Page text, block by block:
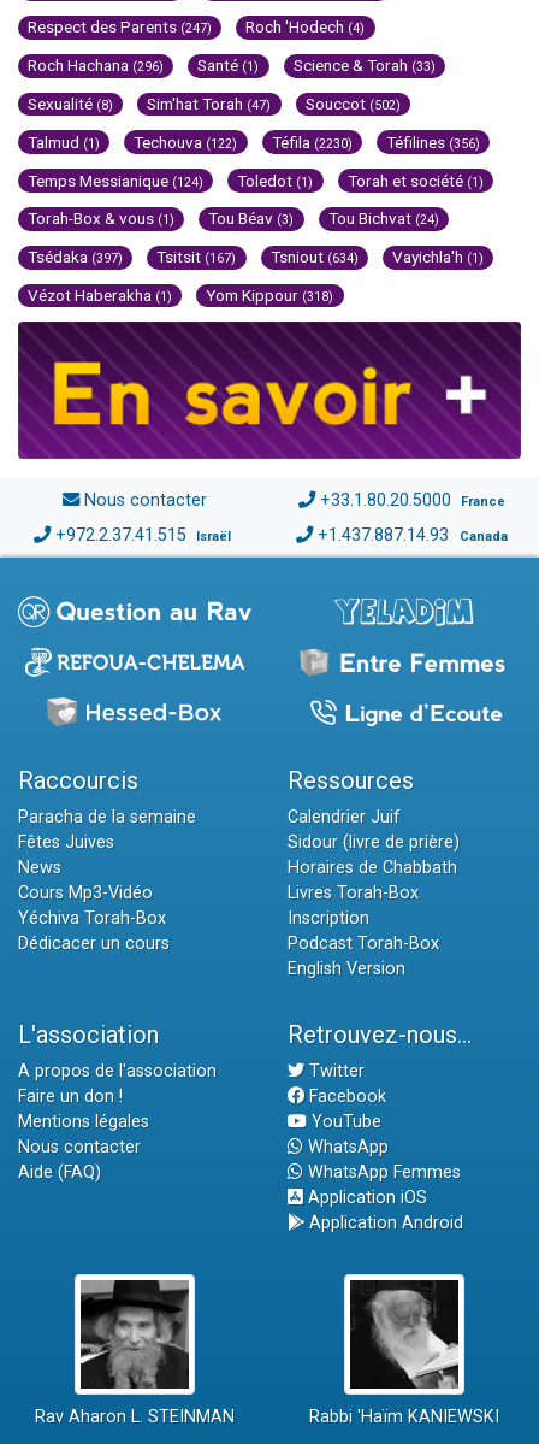
Respect des Parents (247) Roch 'Hodech (4)
Roch Hachana (296) Santé (1) Science & Torah (33)
Sexualité (8) Sim'hat Torah (47) Souccot (502)
Talmud (1) Techouva (122) Téfila (2230) Téfilines (356)
Temps Messianique (124) Toledot (1) Torah et société (1)
Torah-Box & vous (1) Tou Béav (3) Tou Bichvat (24)
Tsédaka (397) Tsitsit (167) Tsniout (634) Vayichla'h (1)
Vézot Haberakha (1) Yom Kippour (318)
Nous contacter +33.1.80.20.5000 France
+972.2.37.41.515 Israël +1.437.887.14.93 Canada
Raccourcis
Paracha de la semaine
Fêtes Juives
News
Cours Mp3-Vidéo
Yéchiva Torah-Box
Dédicacer un cours
Ressources
Calendrier Juif
Sidour (livre de prière)
Horaires de Chabbath
Livres Torah-Box
Inscription
Podcast Torah-Box
English Version
L'association
A propos de l'association
Faire un don !
Mentions légales
Nous contacter
Aide (FAQ)
Retrouvez-nous...
Twitter
Facebook
YouTube
WhatsApp
WhatsApp Femmes
Application iOS
Application Android
Rav Aharon L. STEINMAN Rabbi 'Haïm KANIEWSKI